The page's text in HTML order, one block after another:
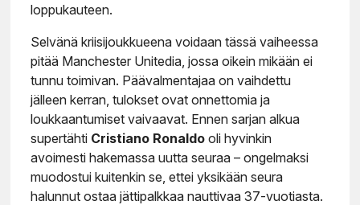
loppukauteen.
Selvänä kriisijoukkueena voidaan tässä vaiheessa
pitää Manchester Unitedia, jossa oikein mikään ei
tunnu toimivan. Päävalmentajaa on vaihdettu
jälleen kerran, tulokset ovat onnettomia ja
loukkaantumiset vaivaavat. Ennen sarjan alkua
supertähti Cristiano Ronaldooli hyvinkin
avoimesti hakemassa uutta seuraa – ongelmaksi
muodostui kuitenkin se, ettei yksikään seura
halunnut ostaa jättipalkkaa nauttivaa 37-vuotiasta.